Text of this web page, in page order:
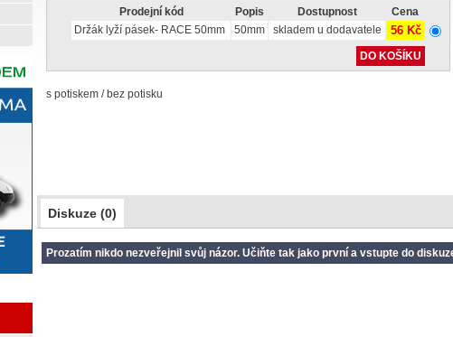
Prodejní kód Popis Dostupnost
Cena
Držák lyží pásek- RACE 50mm
50mm skladem u dodavatele 56 Kč
s potiskem / bez potisku
Diskuze (0)
Prozatím nikdo nezveřejnil svůj názor. Učiňte tak jako první a vstupte do